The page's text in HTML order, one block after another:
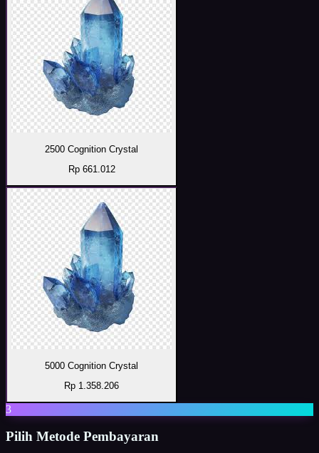
2500 Cognition Crystal
Rp 661.012
5000 Cognition Crystal
Rp 1.358.206
3
Pilih Metode Pembayaran